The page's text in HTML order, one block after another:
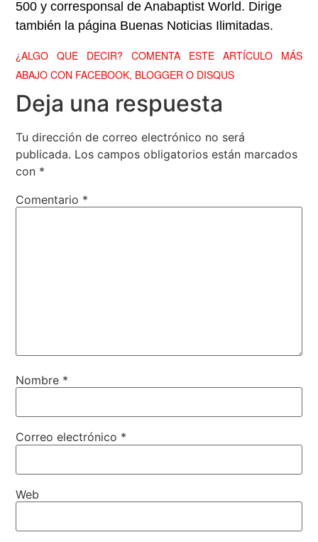
500 y corresponsal de Anabaptist World. Dirige
también la página Buenas Noticias Ilimitadas.
¿ALGO QUE DECIR? COMENTA ESTE ARTÍCULO MÁS
ABAJO CON FACEBOOK, BLOGGER O DISQUS
Deja una respuesta
Tu dirección de correo electrónico no será
publicada. Los campos obligatorios están marcados
con *
Comentario *
Nombre *
Correo electrónico *
Web